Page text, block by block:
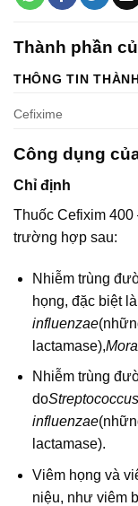
Thành phần
THÔNG TIN
Cefixime
Công dụng
Chỉ định
Thuốc Cefixim
trường hợp sau:
Nhiễm trùng
họng, đặc biệt
influenzae
lactamase),
Nhiễm trùng
do
influenzae
lactamase).
Viêm họng và
niệu, như viêm